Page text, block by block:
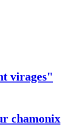
virages"
chamonix